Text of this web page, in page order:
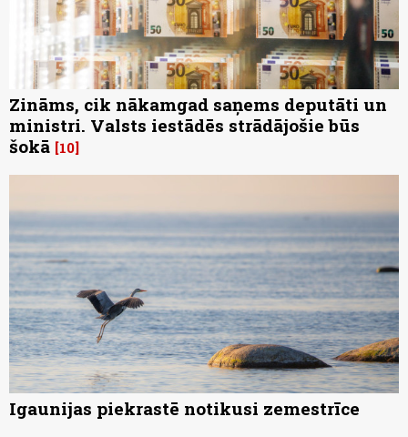
Zināms, cik nākamgad saņems deputāti un
ministri. Valsts iestādēs strādājošie būs
šokā 10
Igaunijas piekrastē notikusi zemestrīce